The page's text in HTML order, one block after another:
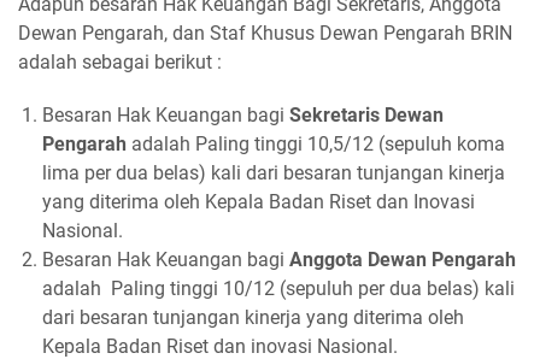
Dewan Pengarah, dan Staf Khusus Dewan Pengarah BRIN
adalah sebagai berikut :
Besaran Hak Keuangan bagi Sekretaris Dewan
Pengarah adalah Paling tinggi 10,5/12 (sepuluh koma
lima per dua belas) kali dari besaran tunjangan kinerja
yang diterima oleh Kepala Badan Riset dan Inovasi
Nasional.
Besaran Hak Keuangan bagi Anggota Dewan Pengarah
adalah Paling tinggi 10/12 (sepuluh per dua belas) kali
dari besaran tunjangan kinerja yang diterima oleh
Kepala Badan Riset dan inovasi Nasional.